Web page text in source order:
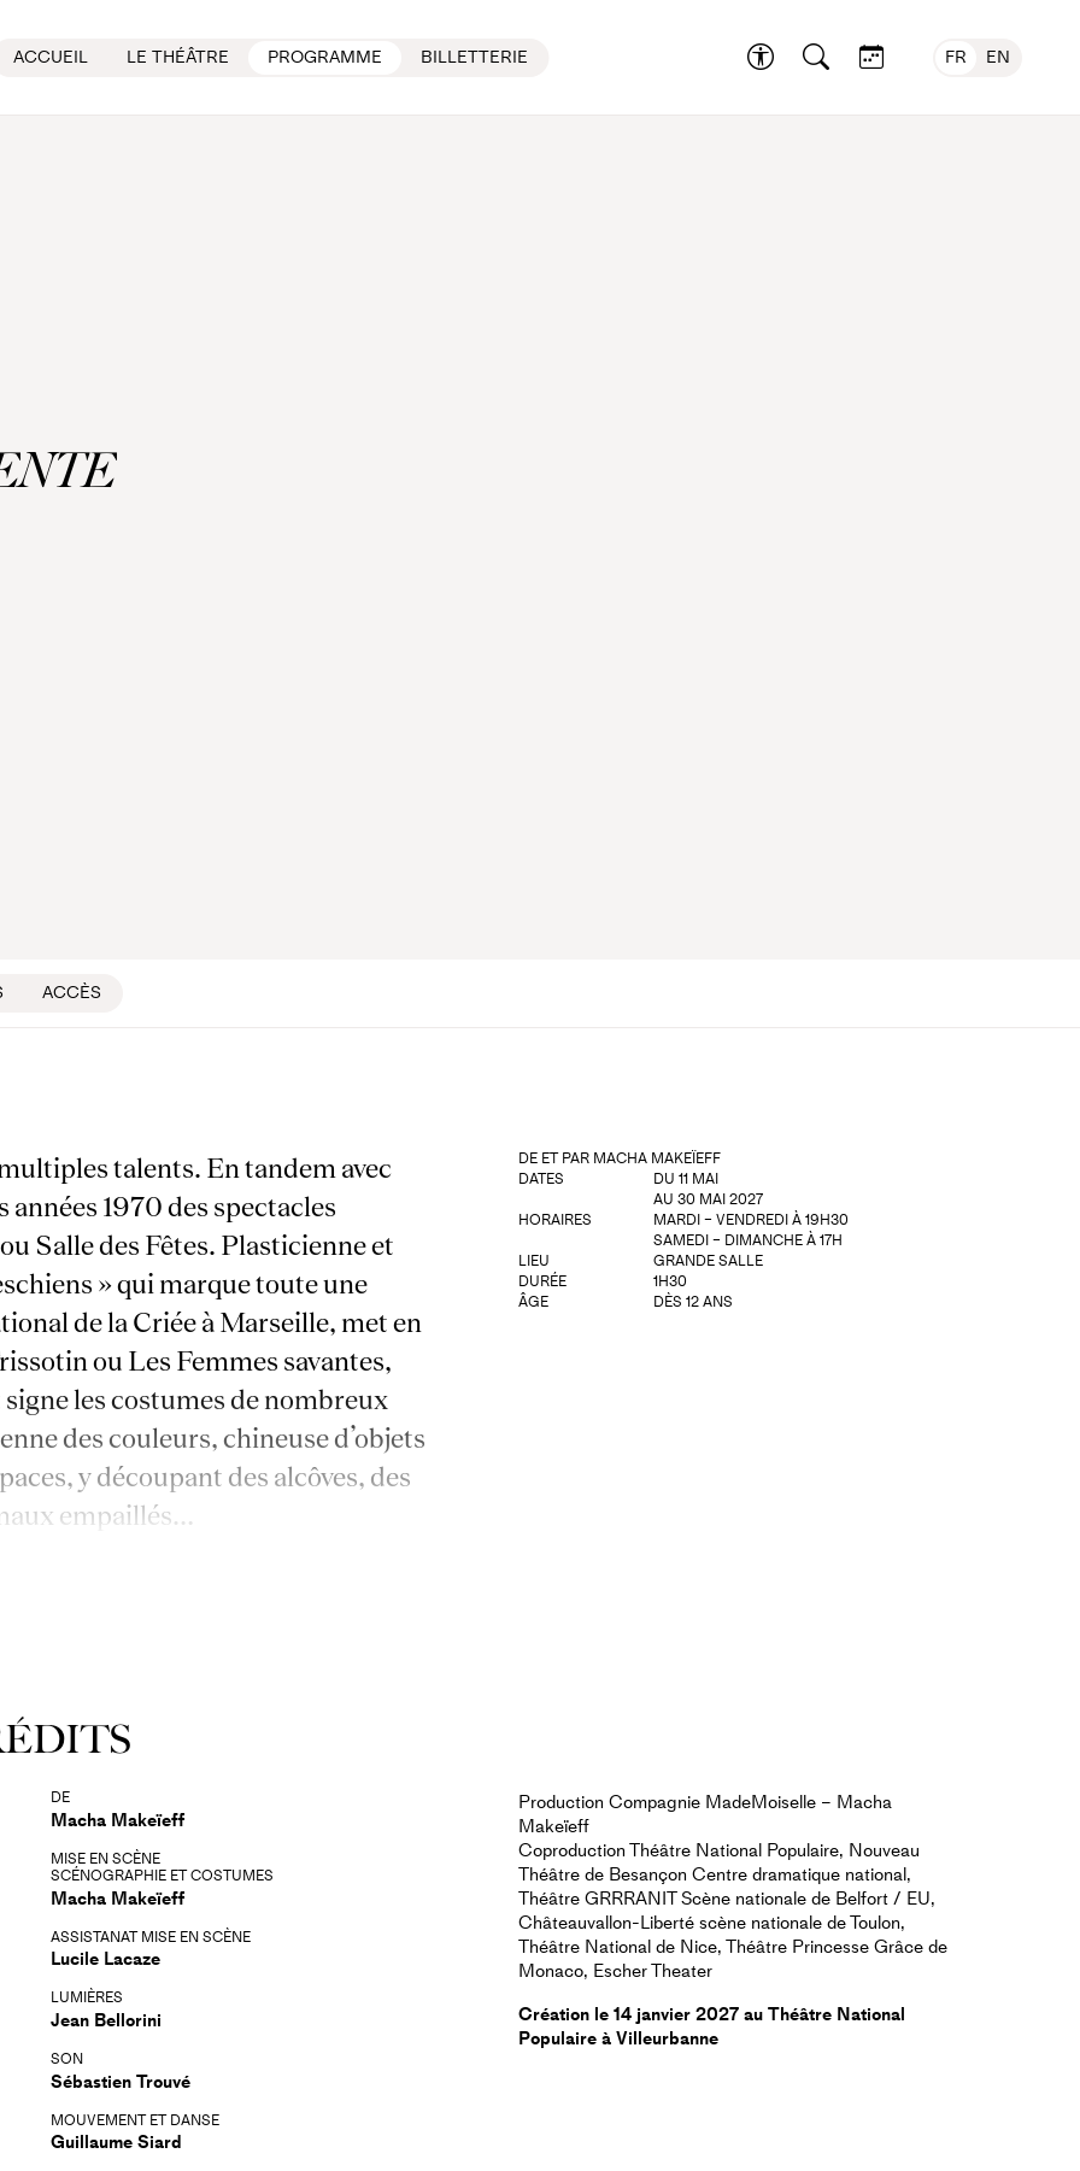
ACCUEIL LE THÉÂTRE PROGRAMME BILLETTERIE FR EN
ACCÈS
talents. En tandem avec
1970 des spectacles
Salle des Fêtes. Plasticienne et
» qui marque toute une
de la Criée à Marseille, met en
ou Les Femmes savantes,
les costumes de nombreux
des couleurs, chineuse d’objets
y découpant des alcôves, des
empaillés…
? Ils ont avec eux désirs
fête. Un intrus surgit, une
comédie poétique emmenée par
Si on chante, si on danse
Mais la fantaisie l’emporte,
DE ET PAR MACHA MAKEÏEFF
DATES
DU 11 MAI
AU 30 MAI 2027
HORAIRES
MARDI – VENDREDI À 19H30
SAMEDI – DIMANCHE À 17H
LIEU
GRANDE SALLE
DURÉE
1H30
ÂGE
DÈS 12 ANS
DE
Macha Makeïeff
MISE EN SCÈNE
SCÉNOGRAPHIE ET COSTUMES
Macha Makeïeff
ASSISTANAT MISE EN SCÈNE
Lucile Lacaze
LUMIÈRES
Jean Bellorini
SON
Sébastien Trouvé
MOUVEMENT ET DANSE
Guillaume Siard
Production Compagnie MadeMoiselle – Macha
Makeïeff
Coproduction Théâtre National Populaire, Nouveau
Théâtre de Besançon Centre dramatique national,
Théâtre GRRRANIT Scène nationale de Belfort / EU,
Châteauvallon-Liberté scène nationale de Toulon,
Théâtre National de Nice, Théâtre Princesse Grâce de
Monaco, Escher Theater
Création le 14 janvier 2027 au Théâtre National
Populaire à Villeurbanne